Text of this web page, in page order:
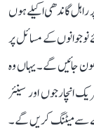
راہل گاندھی اکیلے ہوں
نوجوانوں کے مسائل پر
جائیں گے۔ یہاں وہ
انچارجوں اور سینئر
سے میٹنگ کریں گے۔